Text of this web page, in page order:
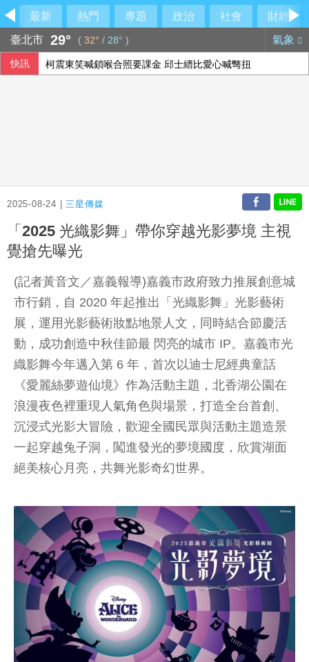
最新 熱門 專題 政治 社會
財經
臺北市 29° ( 32° / 28° ) 氣象
快訊 柯震東笑喊鎖喉合照要課金 邱士縉比愛心喊彆扭
2025-08-24 |三星傳媒
「2025 光織影舞」帶你穿越光影夢境 主視
覺搶先曝光
(記者黃音文／嘉義報導)嘉義市政府致力推展創意城
市行銷，自 2020 年起推出「光織影舞」光影藝術
展，運用光影藝術妝點地景人文，同時結合節慶活
動，成功創造中秋佳節最 閃亮的城市 IP。嘉義市光
織影舞今年邁入第 6 年，首次以迪士尼經典童話
《愛麗絲夢遊仙境》作為活動主題，北香湖公園在
浪漫夜色裡重現人氣角色與場景，打造全台首創、
沉浸式光影大冒險，歡迎全國民眾與活動主題造景
一起穿越兔子洞，闖進發光的夢境國度，欣賞湖面
絕美核心月亮，共舞光影奇幻世界。